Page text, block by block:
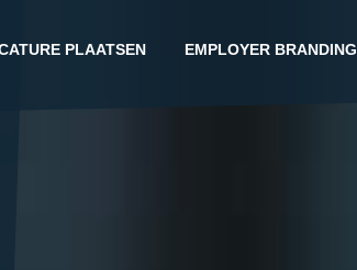
PLAATSEN EMPLOYER BRANDING